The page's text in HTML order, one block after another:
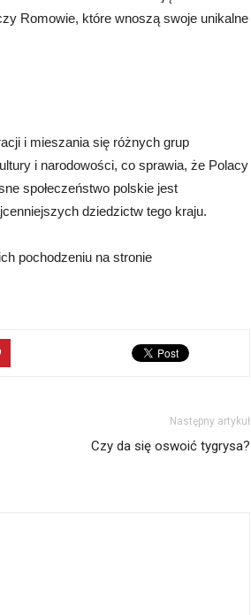
Romowie, które wnoszą swoje unikalne
i mieszania się różnych grup
i narodowości, co sprawia, że Polacy
społeczeństwo polskie jest
dziedzictw tego kraju.
pochodzeniu na stronie
Następny artykuł
Czy da się oswoić tygrysa?